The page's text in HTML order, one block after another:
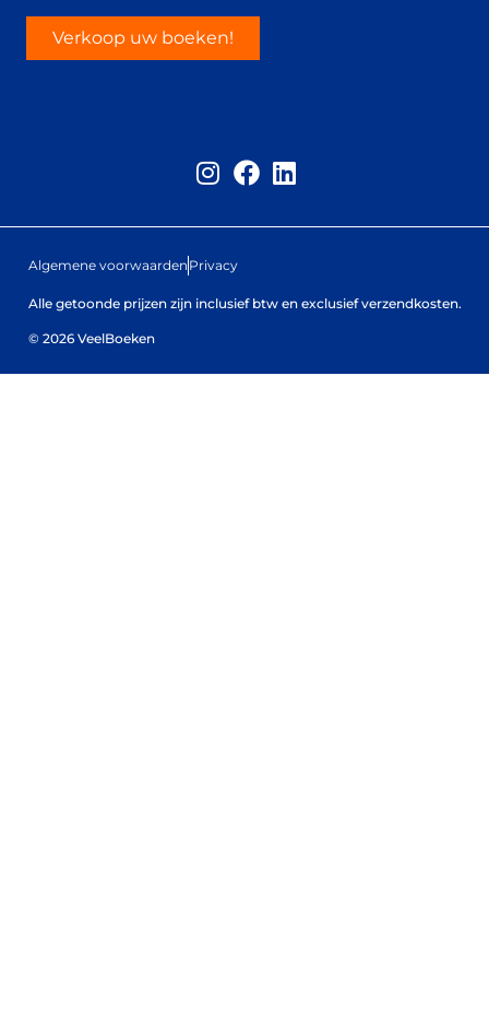
Verkoop uw boeken!
Algemene voorwaarden Privacy
Alle getoonde prijzen zijn inclusief btw en exclusief verzendkosten.
© 2026 VeelBoeken